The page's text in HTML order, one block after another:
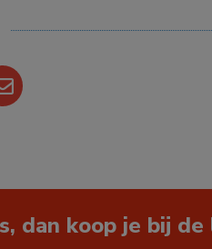
dan koop je bij